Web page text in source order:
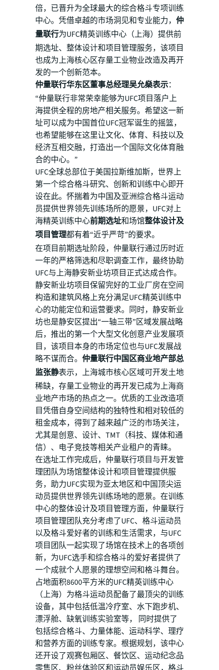
倍，已晋升为全球最大的综合格斗专项训练
中心。凭借卓越的市场洞见和专业能力， 仲
量联行为UFC精英训练中心（上海）提供前
期选址、整体设计和项目管理服务，该项目
也成为上海核心区存量工业物业改造及再开
发的一个创新范本。
仲量联行华东区董事总经理吴允燊表示：
“仲量联行非常荣幸能够为UFC项目落户上
海提供全程的房地产相关服务。希望这一新
址可以成为中国首位UFC冠军诞生的摇篮，
也希望能够在这里让文化、体育、科技以及
经济互相交融，打造出一个国际文化体育融
合的中心。”
UFC全球总部位于美国拉斯维加斯，世界上
第一个综合格斗研究、创新和训练中心即开
设在此。怀揣着为中国及亚洲综合格斗运动
员提供世界领先训练场所的愿景，UFC对上
海精英训练中心前期选址和场馆整体设计及
项目管理都有着“近乎严苛”的要求。
在项目前期选址阶段，仲量联行通过历时近
一年的严格筛选和尽职调查工作，最终协助
UFC与上海静安新业坊项目正式达成合作。
静安新业坊项目保留完好的工业厂房在空间
构造和建筑风格上充分满足UFC精英训练中
心的功能定位和运营要求。同时，静安新业
坊也是静安区提出“一轴三带”区域发展战略
后，推出的第一个大型文化创意产业发展项
目，该项目本身的市场定位也与UFC发展战
略不谋而合。 仲量联行中国区商业地产部总
监张静表示，上海城市核心区域可开发土地
稀缺，存量工业物业的再开发已成为上海商
业地产市场的热点之一。优质的工业改造项
目凭借自身空间结构的独特性和相对较低的
租金成本，得到了越来越广泛的市场关注，
尤其是创意、设计、TMT（科技、媒体和通
信）、电子竞技等相关产业租户的青睐。
在选址工作完成后，仲量联行项目与开发管
理团队为场馆整体设计和项目管理提供服
务，助力UFC实现为亚太地区和中国顶尖运
动员提供世界领先训练场地的愿景。在训练
中心的整体设计及项目管理方面，仲量联行
项目管理团队充分考虑了UFC、格斗运动员
以及格斗爱好者的训练和生活需求，与UFC
项目团队一起实现了场馆在技术上的各项创
新，为UFC选手和综合格斗的爱好者提供了
一个成就个人愿景的理想空间和格斗舞台。
占地面积8600平方米的UFC精英训练中心
（上海）为格斗运动员配备了最顶尖的训练
设备，其中包括低温冷疗室、水下跑步机、
漂浮舱、缺氧训练实验室等， 同时提供了
包括综合格斗、力量体能、运动科学、理疗
和营养方面的训练专家。根据规划，该中心
还开设了观赛包厢区、餐饮区、运动纪念品